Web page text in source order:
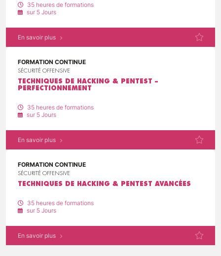
35 heures de formations
sur 5 Jours
En savoir plus
FORMATION CONTINUE
SÉCURITÉ OFFENSIVE
TECHNIQUES DE HACKING & PENTEST –
PERFECTIONNEMENT
35 heures de formations
sur 5 Jours
En savoir plus
FORMATION CONTINUE
SÉCURITÉ OFFENSIVE
TECHNIQUES DE HACKING & PENTEST AVANCÉES
35 heures de formations
sur 5 Jours
En savoir plus